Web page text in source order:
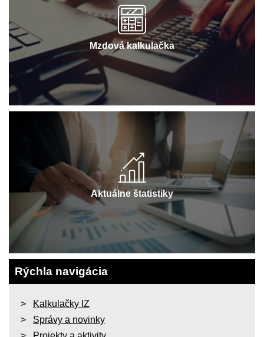
Mzdová kalkulačka
Aktuálne štatistiky
Rýchla navigácia
Kalkulačky IZ
Správy a novinky